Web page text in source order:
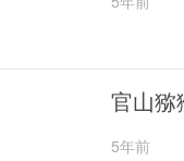
官山猕
5年前